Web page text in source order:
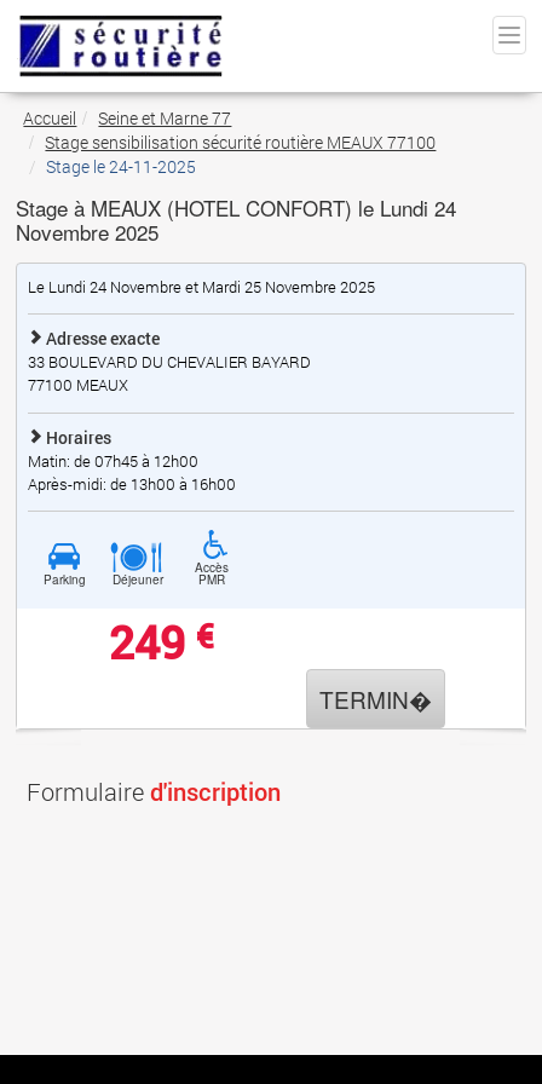
Accueil
Seine et Marne 77
Stage sensibilisation sécurité routière MEAUX 77100
Stage le 24-11-2025
Stage à MEAUX (HOTEL CONFORT) le Lundi 24
Novembre 2025
Le Lundi 24 Novembre et Mardi 25 Novembre 2025
Adresse exacte
33 BOULEVARD DU CHEVALIER BAYARD
77100 MEAUX
Horaires
Matin: de 07h45 à 12h00
Après-midi: de 13h00 à 16h00
Parking Déjeuner
Accès
PMR
249 €
TERMIN�
Formulaired'inscription